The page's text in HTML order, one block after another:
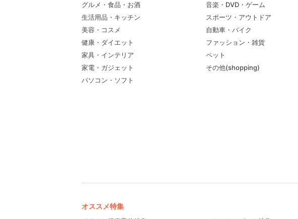
グルメ・食品・お酒
生活用品・キッチン
美容・コスメ
健康・ダイエット
家具・インテリア
家電・ガジェット
パソコン・ソフト
音楽・DVD・ゲーム
スポーツ・アウトドア
自動車・バイク
ファッション・雑貨
ペット
その他(shopping)
オススメ特集